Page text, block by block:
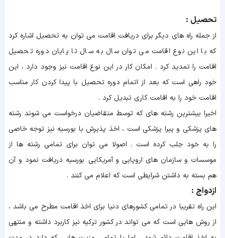
تحصیل :
از جمله راه های دیگر برای دریافت اقامت می توان به تحصیل اشاره کرد
که با این نوع اقامت می توان سال به سال تا پایان دوره تحصیل
اقامت را تمدید کرد . امکان کار در این نوع اقامت نیز وجود دارد ، این
خود راهی است که بعد از اتمام دوره تحصیل با پیدا کردن کار مناسب
اقامت خود را به اقامت کاری تبدیل کرد .
اخیرا بیشترین رشته های که توسط متقاضیان درخواست می شوند رشته
های پزشکی و پیرا پزشکی است ، اخذ پذیرش با بورسیه نیز توجه خاصی
را به خود جلب کرده است . اصولا می توان برای تمامی رشته ها از
موسسات و سازمان های اروپایی و آمریکایی بورسیه دریافت نمود و آن
هم بسته به داشتن شرایطی است که اعلام می کنند .
ازدواج :
این راه تقریبا در تمامی کشورهای دنیا برای اخذ اقامت مطرح می باشد ،
از روش هایی است که می تواند در کشور ترکیه نیز کاربرد داشته و منتهی